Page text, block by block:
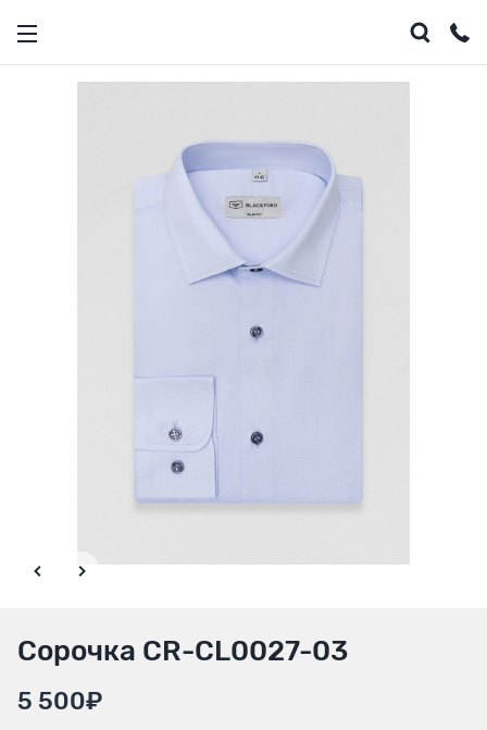
Сорочка CR-CL0027-03
5 500₽